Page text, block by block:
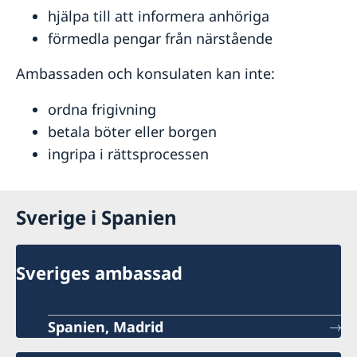
hjälpa till att informera anhöriga
förmedla pengar från närstående
Ambassaden och konsulaten kan inte:
ordna frigivning
betala böter eller borgen
ingripa i rättsprocessen
Sverige i Spanien
Sveriges ambassad
Spanien, Madrid